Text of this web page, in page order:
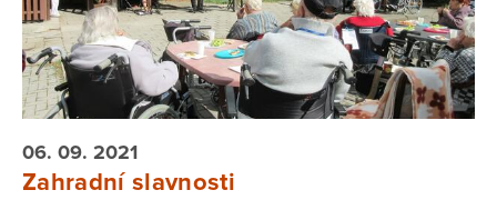
06. 09. 2021
Zahradní slavnosti